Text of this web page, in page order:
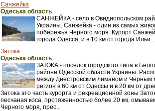
Санжейка
Одеська область
САНЖЕЙКА - село в Овидиопольском
Украины. Санжейка - один из самых
побережья Черного моря. Курорт
города Одесса, и в 10 км от города Ильи...
Затока
Одеська область
ЗАТОКА - посёлок городского типа в
районе Одесской области Украины.
между Днестровским лиманом и Чёрным
регион в 60 км от Одессы и в 20 км от
Затока это часть курорта и рекреационной зоны
песчаная коса, протяженностью более 20 км,
Черного моря, прес...